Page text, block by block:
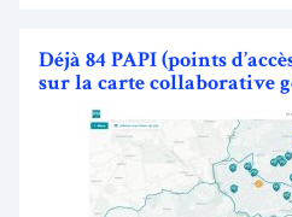
Déjà 84 PAPI (points
sur la carte collaborative